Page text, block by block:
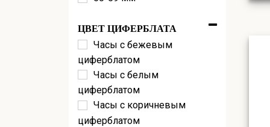
ЦВЕТ ЦИФЕРБЛАТА
Часы с бежевым
циферблатом
Часы с белым
циферблатом
Часы с коричневым
циферблатом